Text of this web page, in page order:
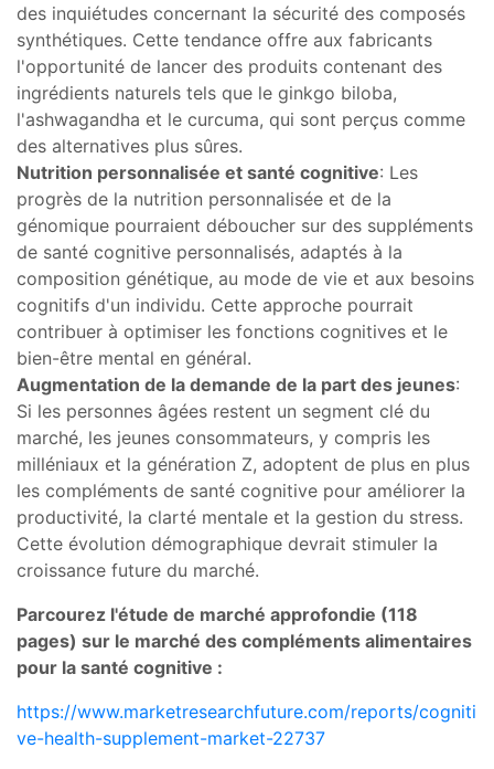
des inquiétudes concernant la sécurité des composés
synthétiques. Cette tendance offre aux fabricants
l'opportunité de lancer des produits contenant des
ingrédients naturels tels que le ginkgo biloba,
l'ashwagandha et le curcuma, qui sont perçus comme
des alternatives plus sûres.
Nutrition personnalisée et santé cognitive: Les
progrès de la nutrition personnalisée et de la
génomique pourraient déboucher sur des suppléments
de santé cognitive personnalisés, adaptés à la
composition génétique, au mode de vie et aux besoins
cognitifs d'un individu. Cette approche pourrait
contribuer à optimiser les fonctions cognitives et le
bien-être mental en général.
Augmentation de la demande de la part des jeunes:
Si les personnes âgées restent un segment clé du
marché, les jeunes consommateurs, y compris les
milléniaux et la génération Z, adoptent de plus en plus
les compléments de santé cognitive pour améliorer la
productivité, la clarté mentale et la gestion du stress.
Cette évolution démographique devrait stimuler la
croissance future du marché.
Parcourez l'étude de marché approfondie (118
pages) sur le marché des compléments alimentaires
pour la santé cognitive :
https://www.marketresearchfuture.com/reports/cogniti
ve-health-supplement-market-22737